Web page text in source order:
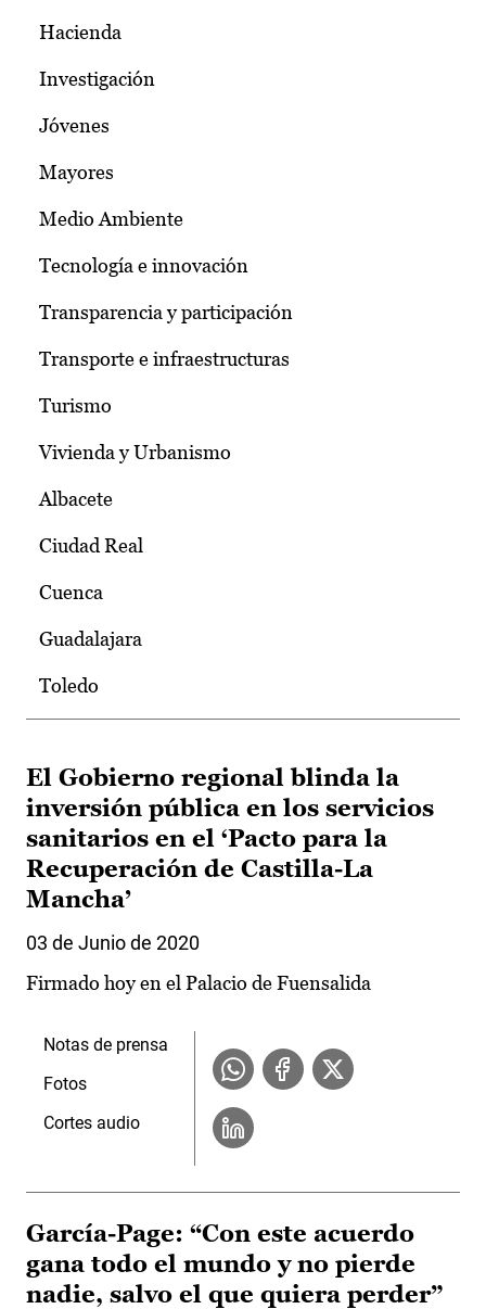
Hacienda
Investigación
Jóvenes
Mayores
Medio Ambiente
Tecnología e innovación
Transparencia y participación
Transporte e infraestructuras
Turismo
Vivienda y Urbanismo
Albacete
Ciudad Real
Cuenca
Guadalajara
Toledo
El Gobierno regional blinda la
inversión pública en los servicios
sanitarios en el ‘Pacto para la
Recuperación de Castilla-La
Mancha’
03 de Junio de 2020
Firmado hoy en el Palacio de Fuensalida
Notas de prensa
Fotos
Cortes audio
García-Page: “Con este acuerdo
gana todo el mundo y no pierde
nadie, salvo el que quiera perder”